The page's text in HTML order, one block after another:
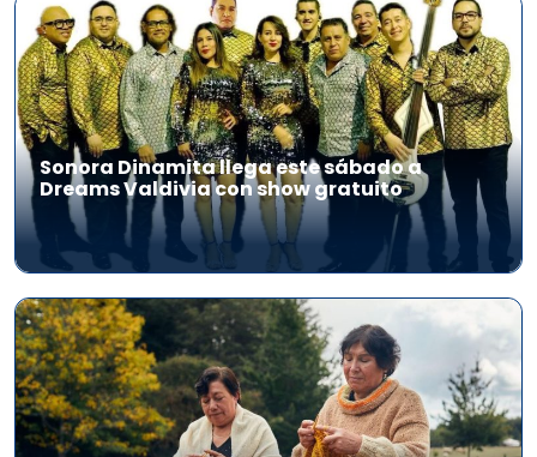
Sonora Dinamita llega este sábado a
Dreams Valdivia con show gratuito